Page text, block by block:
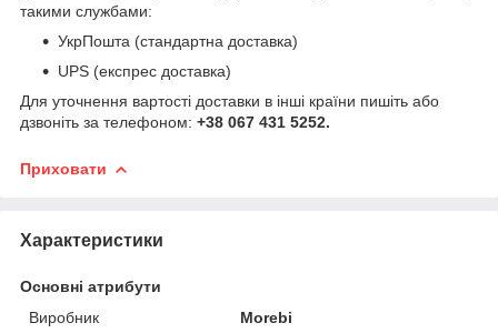
такими службами:
УкрПошта (стандартна доставка)
UPS (експрес доставка)
Для уточнення вартості доставки в інші країни пишіть або
дзвоніть за телефоном: +38 067 431 5252.
Приховати
Характеристики
Основні атрибути
Виробник
Morebi